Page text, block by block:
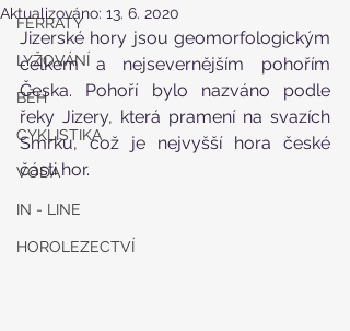
FERRATY
LYŽOVÁNÍ
BĚH
CYKLISTIKA
VODA
IN - LINE
HOROLEZECTVÍ
Aktualizováno: 13. 6. 2020
Jizerské hory jsou geomorfologickým
celkem a nejsevernějším pohořím
Česka. Pohoří bylo nazváno podle
řeky Jizery, která pramení na svazích
Smrku, což je nejvyšší hora české
části hor.